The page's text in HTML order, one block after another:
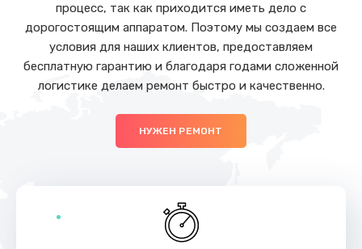
Заказать
Замена передней камеры
от 490 руб.
Замена полифонического динамика
Замена антенны
процесс, так как приходится иметь дело с
дорогостоящим аппаратом. Поэтому мы создаем все
условия для наших клиентов, предоставляем
бесплатную гарантию и благодаря годами сложенной
логистике делаем ремонт быстро и качественно.
НУЖЕН РЕМОНТ